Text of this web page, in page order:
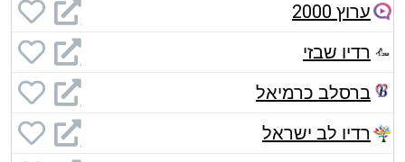
ערוץ 2000
רדיו שבזי
ברסלב כרמיאל
רדיו לב ישראל